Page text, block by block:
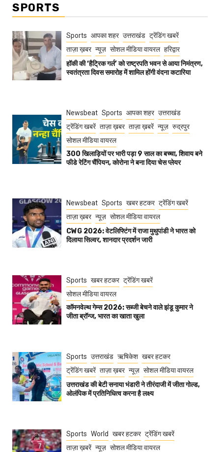
SPORTS
Sports आपका शहर उत्तराखंड ट्रेंडिंग खबरें
ताज़ा ख़बर न्यूज़ सोशल मीडिया वायरल हरिद्वार
हॉकी की ‘हैट्रिक गर्ल’ को राष्ट्रपति भवन से आया निमंत्रण,
स्वतंत्रता दिवस समारोह में शामिल होंगी वंदना कटारिया
Newsbeat Sports आपका शहर उत्तराखंड
ट्रेंडिंग खबरें ताज़ा ख़बर ताज़ा ख़बरें न्यूज़ रुद्रपुर
सोशल मीडिया वायरल
300 खिलाड़ियों पर भारी पड़ा 9 साल का बच्चा, शिवाय बने
फीडे रेटिंग चैंपियन, कोरोना ने बना दिया चेस प्लेयर
Newsbeat Sports खबर हटकर ट्रेंडिंग खबरें
ताज़ा ख़बर न्यूज़ सोशल मीडिया वायरल
CWG 2026: वेटलिफ्टिंग में राजा मुथुपांडी ने भारत को
दिलाया सिल्वर, शानदार प्रदर्शन जारी
Sports खबर हटकर ट्रेंडिंग खबरें
सोशल मीडिया वायरल
कॉमनवेल्थ गेम्स 2026: सब्जी बेचने वाले झंडू कुमार ने
जीता ब्रॉन्ज, भारत का खाता खुला
Sports उत्तराखंड ऋषिकेश खबर हटकर
ट्रेंडिंग खबरें ताज़ा ख़बर न्यूज़ सोशल मीडिया वायरल
उत्तराखंड की बेटी सनाया भंडारी ने तीरंदाजी में जीता गोल्ड,
ओलंपिक में प्रतिनिधित्व करना है लक्ष्य
Sports World खबर हटकर ट्रेंडिंग खबरें
ताज़ा ख़बरें न्यूज़ सोशल मीडिया वायरल